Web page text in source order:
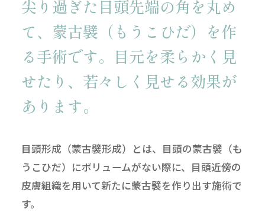
尖り過ぎた目頭先端の角を丸め
て、 蒙古襞（もうこひだ）を作
る手術です。 目元を柔らかく見
せたり、若々しく見せる効果が
あります。
目頭形成（蒙古襞形成）とは、目頭の蒙古襞（も
うこひだ）にボリュームがない際に、目頭近傍の
皮膚組織を用いて新たに蒙古襞を作り出す施術で
す。